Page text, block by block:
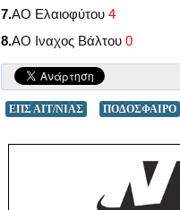
7.ΑΟ Ελαιοφύτου 4
8.ΑΟ Ιναχος Βάλτου 0
ΕΠΣ ΑΙΤ/ΝΙΑΣ ΠΟΔΟΣΦΑΙΡΟ